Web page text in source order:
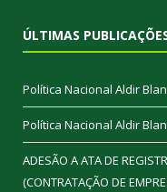
ÚLTIMAS
Política Nacional Aldir
Política Nacional Aldir
ADESÃO A ATA DE
(CONTRATAÇÃO DE